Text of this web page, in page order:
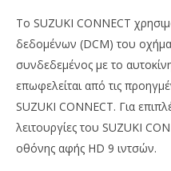
To SUZUKI CONNECT
δεδομένων (DCM) του
συνδεδεμένος με το
επωφελείται από τις
SUZUKI CONNECT. Για
λειτουργίες του SUZUKI
οθόνης αφής HD 9 ιντσών.